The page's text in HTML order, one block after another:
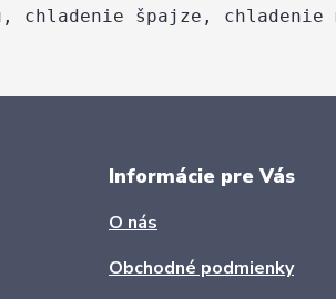
chladenie špajze,
Informácie pre Vás
O nás
Obchodné podmienky